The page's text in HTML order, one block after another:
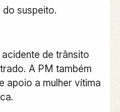
suspeito.
de trânsito
A PM também
apoio a mulher vítima